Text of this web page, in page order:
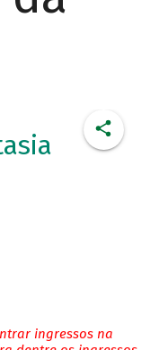
ingressos na